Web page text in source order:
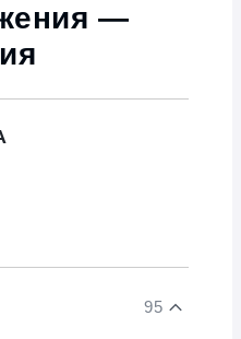
—
95